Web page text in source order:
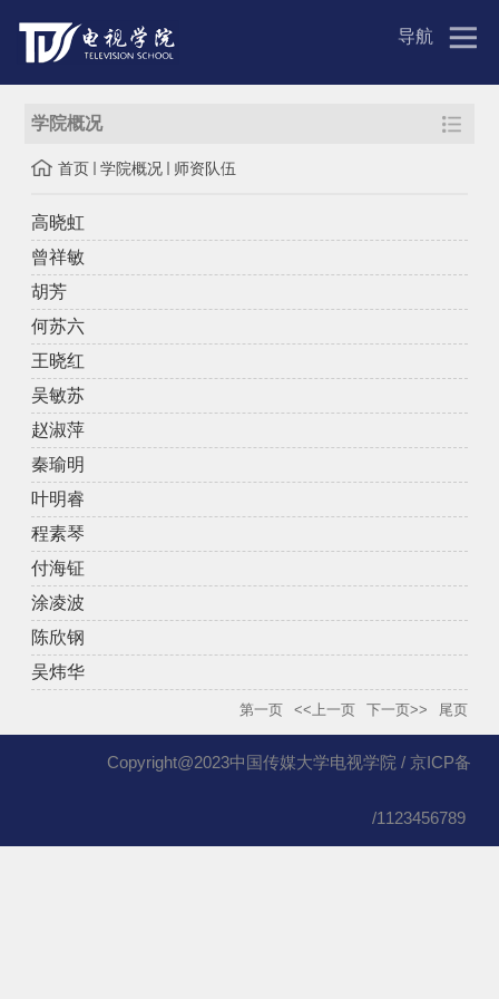
导航
学院概况
首页 学院概况 师资队伍
高晓虹
曾祥敏
胡芳
何苏六
王晓红
吴敏苏
赵淑萍
秦瑜明
叶明睿
程素琴
付海钲
涂凌波
陈欣钢
吴炜华
第一页 <<上一页 下一页>> 尾页
Copyright@2023中国传媒大学电视学院 / 京ICP备
/1123456789